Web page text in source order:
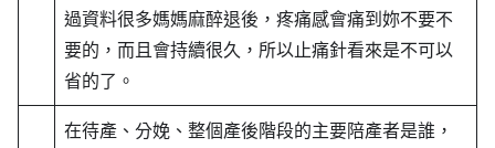
過資料很多媽媽麻醉退後，疼痛感會痛到妳不要不
要的，而且會持續很久，所以止痛針看來是不可以
省的了。
在待產、分娩、整個產後階段的主要陪產者是誰，